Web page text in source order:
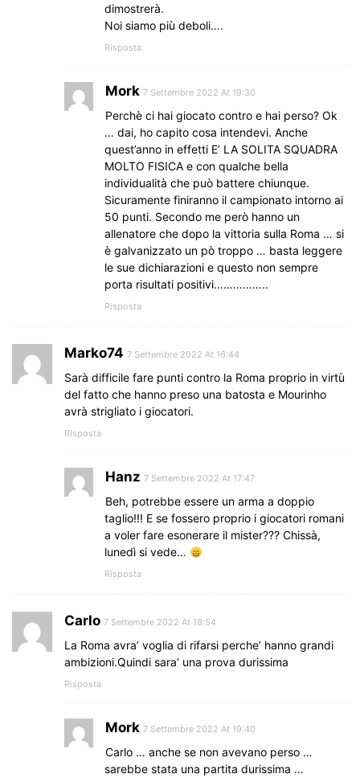
dimostrerà.
Noi siamo più deboli….
Risposta
Mork 7 Settembre 2022 At 19:30
Perchè ci hai giocato contro e hai perso? Ok
… dai, ho capito cosa intendevi. Anche
quest’anno in effetti E’ LA SOLITA SQUADRA
MOLTO FISICA e con qualche bella
individualità che può battere chiunque.
Sicuramente finiranno il campionato intorno ai
50 punti. Secondo me però hanno un
allenatore che dopo la vittoria sulla Roma … si
è galvanizzato un pò troppo … basta leggere
le sue dichiarazioni e questo non sempre
porta risultati positivi……………..
Risposta
Marko74 7 Settembre 2022 At 16:44
Sarà difficile fare punti contro la Roma proprio in virtù
del fatto che hanno preso una batosta e Mourinho
avrà strigliato i giocatori.
Risposta
Hanz 7 Settembre 2022 At 17:47
Beh, potrebbe essere un arma a doppio
taglio!!! E se fossero proprio i giocatori romani
a voler fare esonerare il mister??? Chissà,
lunedì si vede…
Risposta
Carlo 7 Settembre 2022 At 18:54
La Roma avra’ voglia di rifarsi perche’ hanno grandi
ambizioni.Quindi sara’ una prova durissima
Risposta
Mork 7 Settembre 2022 At 19:40
Carlo … anche se non avevano perso …
sarebbe stata una partita durissima …